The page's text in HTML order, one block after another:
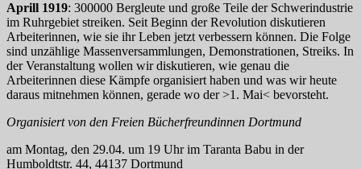
Aprill 1919: 300000 Bergleute und große Teile der Schwerindustrie
im Ruhrgebiet streiken. Seit Beginn der Revolution diskutieren
Arbeiterinnen, wie sie ihr Leben jetzt verbessern können. Die Folge
sind unzählige Massenversammlungen, Demonstrationen, Streiks. In
der Veranstaltung wollen wir diskutieren, wie genau die
Arbeiterinnen diese Kämpfe organisiert haben und was wir heute
daraus mitnehmen können, gerade wo der >1. Mai< bevorsteht.
Organisiert von den Freien Bücherfreundinnen Dortmund
am Montag, den 29.04. um 19 Uhr im Taranta Babu in der
Humboldtstr. 44, 44137 Dortmund